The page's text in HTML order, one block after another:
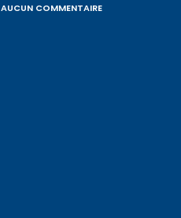
AUCUN COMMENTAIRE